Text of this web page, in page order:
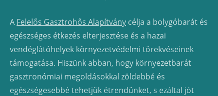
A Felelős Gasztrohős Alapítvány célja a bolygóbarát és
egészséges étkezés elterjesztése és a hazai
vendéglátóhelyek környezetvédelmi törekvéseinek
támogatása. Hiszünk abban, hogy környezetbarát
gasztronómiai megoldásokkal zöldebbé és
egészségesebbé tehetjük étrendünket, s ezáltal jót